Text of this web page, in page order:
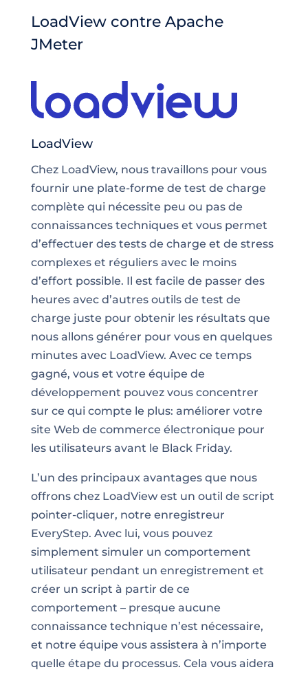
LoadView contre Apache
JMeter
LoadView
Chez LoadView, nous travaillons pour vous
fournir une plate-forme de test de charge
complète qui nécessite peu ou pas de
connaissances techniques et vous permet
d’effectuer des tests de charge et de stress
complexes et réguliers avec le moins
d’effort possible. Il est facile de passer des
heures avec d’autres outils de test de
charge juste pour obtenir les résultats que
nous allons générer pour vous en quelques
minutes avec LoadView. Avec ce temps
gagné, vous et votre équipe de
développement pouvez vous concentrer
sur ce qui compte le plus: améliorer votre
site Web de commerce électronique pour
les utilisateurs avant le Black Friday.
L’un des principaux avantages que nous
offrons chez LoadView est un outil de script
pointer-cliquer, notre enregistreur
EveryStep. Avec lui, vous pouvez
simplement simuler un comportement
utilisateur pendant un enregistrement et
créer un script à partir de ce
comportement – presque aucune
connaissance technique n’est nécessaire,
et notre équipe vous assistera à n’importe
quelle étape du processus. Cela vous aidera